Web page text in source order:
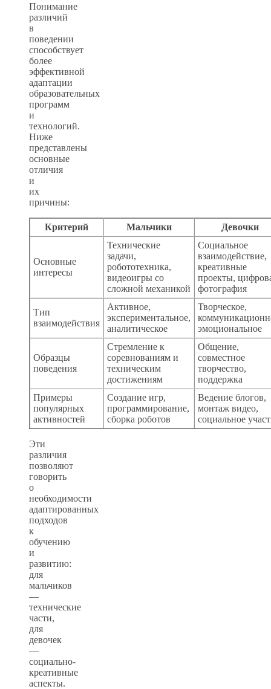
Понимание
различий
в
поведении
способствует
более
эффективной
адаптации
образовательных
программ
и
технологий.
Ниже
представлены
основные
отличия
и
их
причины:
Критерий Мальчики Девочки
Основные
интересы
Технические
задачи,
робототехника,
видеоигры со
сложной механикой
Социальное
взаимодействие,
креативные
проекты,
фотография
Тип
взаимодействия
Активное,
экспериментальное,
аналитическое
Творческое,
эмоциональное
Образцы
поведения
Стремление к
соревнованиям и
техническим
достижениям
Общение,
совместное
творчество,
поддержка
Примеры
популярных
активностей
Создание игр,
программирование,
сборка роботов
Ведение блогов,
монтаж видео,
социальное
Эти
различия
позволяют
говорить
о
необходимости
адаптированных
подходов
к
обучению
и
развитию:
для
мальчиков
—
технические
части,
для
девочек
—
социально-
креативные
аспекты.